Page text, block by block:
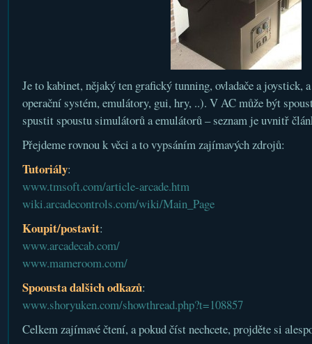
Je to kabinet, nějaký ten grafický tunning, ovladače a joystick,
operační systém, emulátory, gui, hry, ..). V AC může být
spustit spoustu simulátorů a emulátorů – seznam je uvnitř
Přejdeme rovnou k věci a to vypsáním zajímavých zdrojů:
Tutoriály:
www.tmsoft.com/article-arcade.htm
wiki.arcadecontrols.com/wiki/Main_Page
Koupit/postavit:
www.arcadecab.com/
www.mameroom.com/
Spoousta dalšich odkazů:
www.shoryuken.com/showthread.php?t=108857
Celkem zajímavé čtení, a pokud číst nechcete, projděte si